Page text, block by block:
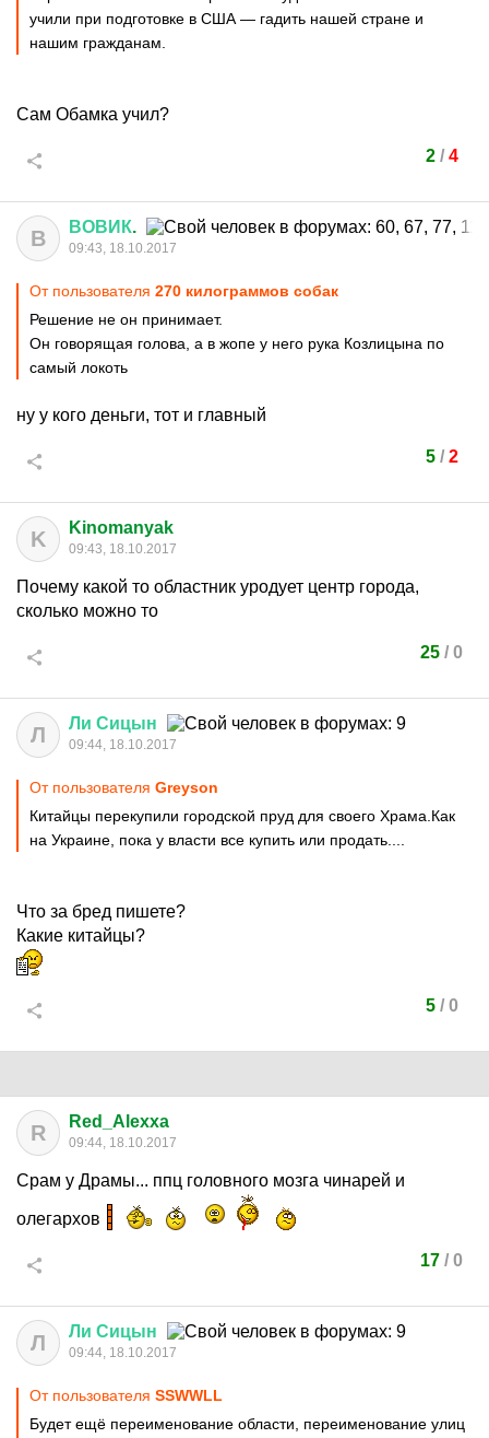
учили при подготовке в США — гадить нашей стране и
нашим гражданам.
Сам Обамка учил?
2/ 4
В ВОВИК.
09:43, 18.10.2017
От пользователя 270 килограммов собак
Решение не он принимает.
Он говорящая голова, а в жопе у него рука Козлицына по
самый локоть
ну у кого деньги, тот и главный
5/ 2
K Kinomanyak
09:43, 18.10.2017
Почему какой то областник уродует центр города,
сколько можно то
25 / 0
Л Ли Сицын
09:44, 18.10.2017
От пользователя Greyson
Китайцы перекупили городской пруд для своего Храма.Как
на Украине, пока у власти все купить или продать....
Что за бред пишете?
Какие китайцы?
5/ 0
R Red_Alexxa
09:44, 18.10.2017
Срам у Драмы... ппц головного мозга чинарей и
олегархов
17 / 0
Л Ли Сицын
09:44, 18.10.2017
От пользователя SSWWLL
Будет ещё переименование области, переименование улиц